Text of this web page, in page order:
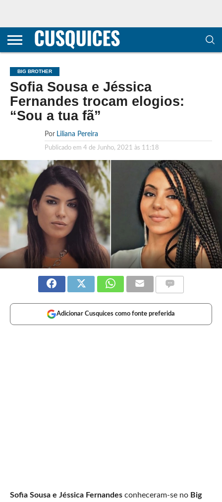
CONTACTOS
HOME
POLÍTICA DE
E COOKIES
SOBRE
TERMOS E
TRANSPARÊNCIA
METODOLOGIA
BIG BROTHER
Sofia Sousa e Jéssica
Fernandes trocam elogios:
“Sou a tua fã”
Por Liliana Pereira
Publicado em 4 de Junho, 2021 às 11:18
Adicionar Cusquices como fonte preferida
Sofia Sousa e Jéssica Fernandesconheceram-se no Big